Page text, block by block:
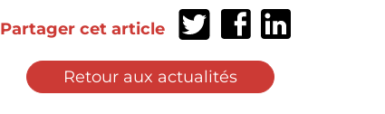
Partager cet article
Partager
sur
Twitter
Partager
sur
Facebook
Partager
sur
Retour aux actualités